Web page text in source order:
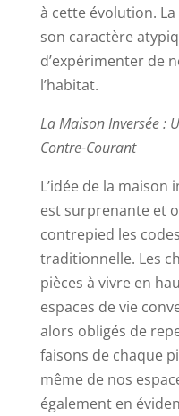
à cette évolution. La
son caractère
d’expérimenter de
l’habitat.
La Maison Inversée :
Contre-Courant
L’idée de la maison
est surprenante et
contrepied les
traditionnelle. Les
pièces à vivre en
espaces de vie
alors obligés de
faisons de chaque
même de nos
également en